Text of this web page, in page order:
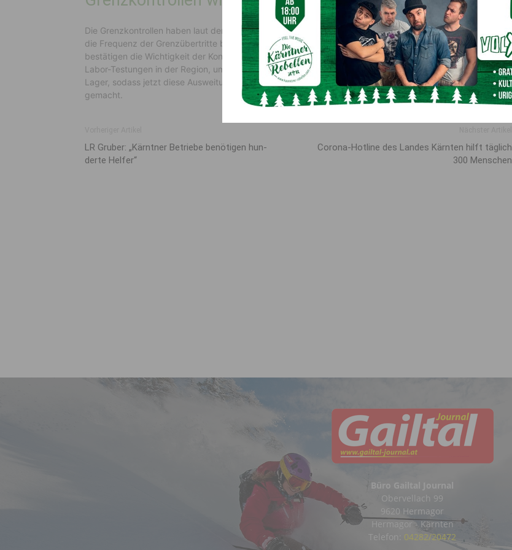
Die Grenzkontrollen haben laut der Information von LH Kaiser gezeigt, dass sie richtig sind und dass sich
die Frequenz der Grenzübertritte bei PKW wie LKW reduziere. Beide Regionen, Friaul wie Veneto,
bestätigen die Wichtigkeit der Kontrollen. Veneto berichtete zudem von einer massiven Ausweitung der
Labor-Testungen in der Region, um der Virusausbreitung Herr zu werden. Veneto hatte viele der Tests auf
Lager, sodass jetzt diese Ausweitung möglich sei. 13.000 Coronavirus-Abstriche werden im Veneto täglich
gemacht.
LR Gruber: „Kärn­tner Be­triebe be­nötigen hun­
derte Helfer“
Corona-Hotline des Landes Kärnten hilft täglich
300 Menschen
Büro Gailtal Journal
Obervellach 99
9620 Hermagor
Hermagor - Kärnten
Telefon: 04282/20472